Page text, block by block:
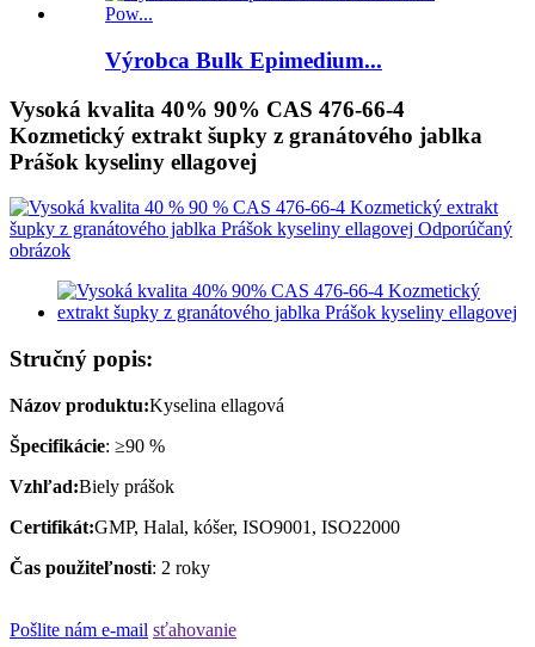
Výrobca Bulk Epimedium...
Vysoká kvalita 40% 90% CAS 476-66-4
Kozmetický extrakt šupky z granátového jablka
Prášok kyseliny ellagovej
Stručný popis:
Názov produktu:Kyselina ellagová
Špecifikácie: ≥90 %
Vzhľad:Biely prášok
Certifikát:GMP, Halal, kóšer, ISO9001, ISO22000
Čas použiteľnosti: 2 roky
Pošlite nám e-mail sťahovanie